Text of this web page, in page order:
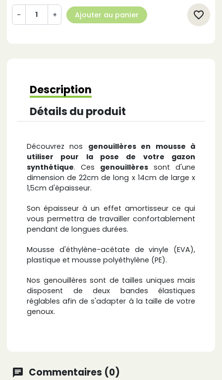
- + Ajouter au panier favorite_border
Description
Détails du produit
Découvrez nos genouillères en mousse à
utiliser pour la pose de votre gazon
synthétique. Ces genouillèressont d'une
dimension de 22cm de long x 14cm de large x
1,5cm d'épaisseur.
Son épaisseur à un effet amortisseur ce qui
vous permettra de travailler confortablement
pendant de longues durées.
Mousse d'éthylène-acétate de vinyle (EVA),
plastique et mousse polyéthylène (PE).
Nos genouillères sont de tailles uniques mais
disposent de deux bandes élastiques
réglables afin de s'adapter à la taille de votre
genoux.
chat Commentaires (0)